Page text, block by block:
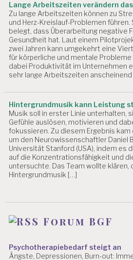
Lange Arbeitszeiten verändern
Zu lange Arbeitszeiten können zu
und Herz-Kreislauf-Problemen
belegt, dass Überarbeitung negative
Gesundheit hat. Laut einem
zwei Jahren kann umgekehrt eine
für körperliche und mentale
dabei Produktivität im Unternehmen
sehr lange Arbeitszeiten
Hintergrundmusik kann Leistung
Musik soll in erster Linie unterhalten,
Gefühle auslösen, motivieren und
fokussieren. Zu diesem Ergebnis kam
um den Neurowissenschaftler Daniel
Universität Stanford (USA), indem es
auf die Konzentrationsfähigkeit und
untersuchte. Das Team wollte klären,
Hintergrundmusik […]
Forum BGF
Psychotherapiebedarf steigt an
Ängste, Depressionen, Burn-out: